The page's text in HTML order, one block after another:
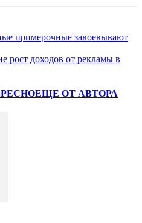
примерочные завоевывают
рост доходов от рекламы в
ЕЩЕ ОТ АВТОРА